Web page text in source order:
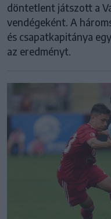
döntetlent játszott a
vendégeként. A
és csapatkapitánya
az eredményt.